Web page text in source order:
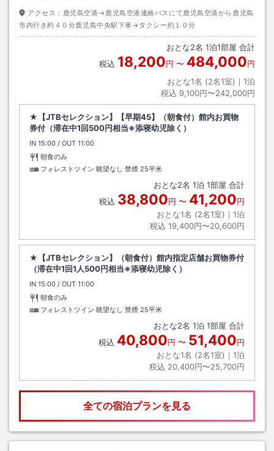
アクセス： 鹿児島空港→鹿児島空港連絡バスにて鹿児島空港から鹿児島
市内行き約４０分鹿児島中央駅下車→タクシー約１０分
おとな2名 1泊1部屋 合計
税込 18,200円 〜 484,000円
おとな1名 (2名1室)｜ 1泊
税込 9,100円〜242,000円
★【JTBセレクション】【早期45】（朝食付）館内お買物
券付（滞在中1回500円相当※添寝幼児除く）
IN チェックイン
15:00 / OUT チェックアウト
11:00
朝食のみ
フォレストツイン 眺望なし 禁煙 25平米
おとな2名 1泊 1部屋 合計
税込 38,800円 〜 41,200円
おとな1名 (2名1室)｜ 1泊
税込 19,400円〜20,600円
★【JTBセレクション】（朝食付）館内指定店舗お買物券付
（滞在中1回1人500円相当※添寝幼児除く）
IN チェックイン
15:00 / OUT チェックアウト
11:00
朝食のみ
フォレストツイン 眺望なし 禁煙 25平米
おとな2名 1泊 1部屋 合計
税込 40,800円 〜 51,400円
おとな1名 (2名1室)｜ 1泊
税込 20,400円〜25,700円
全ての宿泊プランを見る